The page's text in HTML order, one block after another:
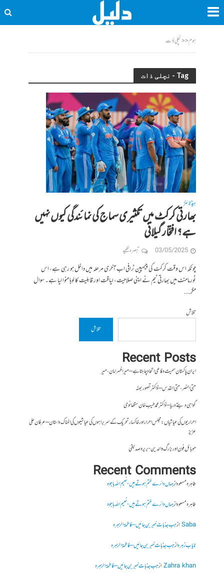
ہوم<< نچلی ذات
Tag - نچلی ذات
ہیڈلائنز
بھارتی کرکٹ میں تکثیری سماج کی نمائندگی کیوں نہیں
ہے؟ افتخار گیلانی
03/05/2025 تبصرہ لکھیے
چونکہ اس وقت کرکٹ کی چیمپین ٹرافی اب آخری مرحلہ میں داخل ہو رہی ہے، اس
ٹورمامنٹ میں بھارتی ٹیم نے اپنی صلاحیت، لیاقت اور قابلیت کا لوہا منوا لیا ہے۔ سوال
مگر...
تلاش
تلاش
Recent Posts
ایران پاکستان سمیت دفاعی اتحاد چاہتا ہے – میر افسر امان،میر
حتی النصر ، حتی القدس – ڈاکٹر تصور بھٹہ
گواہی دیتے دریا – ڈاکٹر محمد طیب خان سنگھانوی
احراریوں کی عیاشیاں : مجلس احرار اور خاکسار تحریک کے سربراہوں کی عیاشیوں کی المناک داستان – عرفان علی
عزیز
موبائل فون اور بزرگ والدین- بریرہ صدیقی
Recent Comments
طاہرہ مسعودازجہاں دائرے ختم ہوتے ہیں- نعیم اللہ باجوہ
طاہرہ مسعودازجہاں دائرے ختم ہوتے ہیں- نعیم اللہ باجوہ
Sabaازجب جذبات خبر بن جائیں – فاطمۃالزہرہ
نایاب زہرہازجب جذبات خبر بن جائیں – فاطمۃالزہرہ
Zahra khanازجب جذبات خبر بن جائیں – فاطمۃالزہرہ